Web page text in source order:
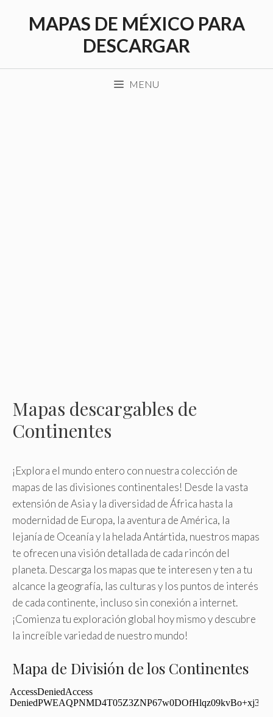
MAPAS DE MÉXICO PARA
DESCARGAR
MENU
Mapas descargables de
Continentes
¡Explora el mundo entero con nuestra colección de
mapas de las divisiones continentales! Desde la vasta
extensión de Asia y la diversidad de África hasta la
modernidad de Europa, la aventura de América, la
lejanía de Oceanía y la helada Antártida, nuestros mapas
te ofrecen una visión detallada de cada rincón del
planeta. Descarga los mapas que te interesen y ten a tu
alcance la geografía, las culturas y los puntos de interés
de cada continente, incluso sin conexión a internet.
¡Comienza tu exploración global hoy mismo y descubre
la increíble variedad de nuestro mundo!
Mapa de División de los Continentes